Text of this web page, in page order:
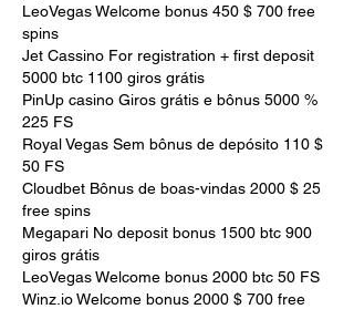
LeoVegas Welcome bonus 450 $ 700 free
spins
Jet Cassino For registration + first deposit
5000 btc 1100 giros grátis
PinUp casino Giros grátis e bônus 5000 %
225 FS
Royal Vegas Sem bônus de depósito 110 $
50 FS
Cloudbet Bônus de boas-vindas 2000 $ 25
free spins
Megapari No deposit bonus 1500 btc 900
giros grátis
LeoVegas Welcome bonus 2000 btc 50 FS
Winz.io Welcome bonus 2000 $ 700 free